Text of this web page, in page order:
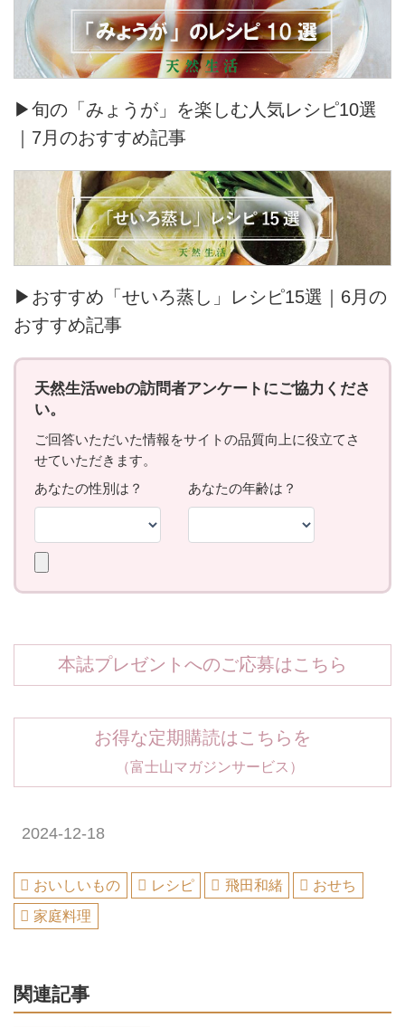
▶旬の「みょうが」を楽しむ人気レシピ10選
｜7月のおすすめ記事
▶おすすめ「せいろ蒸し」レシピ15選｜6月の
おすすめ記事
本誌プレゼントへのご応募はこちら
お得な定期購読はこちらを
（富士山マガジンサービス）
2024-12-18
おいしいもの レシピ 飛田和緒
おせち
家庭料理
関連記事